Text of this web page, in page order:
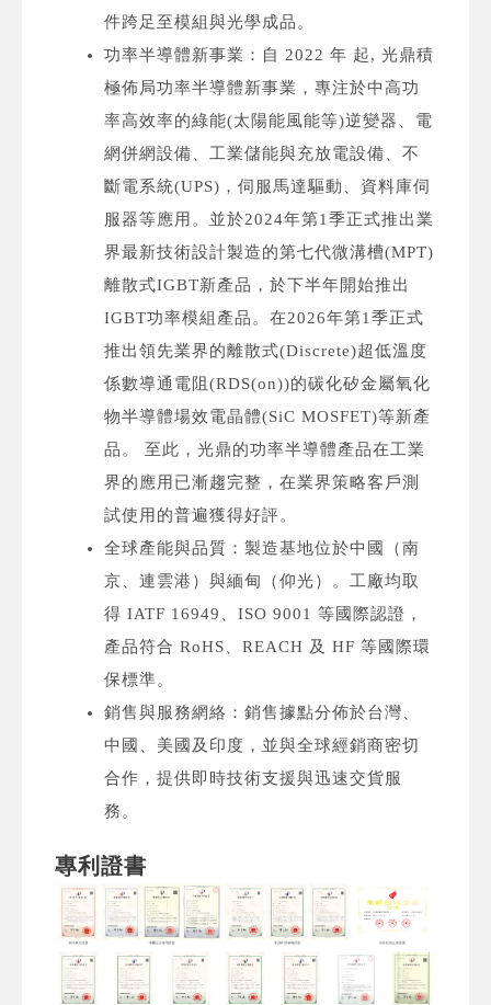
件跨足至模組與光學成品。
功率半導體新事業：自 2022 年 起, 光鼎積
極佈局功率半導體新事業，專注於中高功
率高效率的綠能(太陽能風能等)逆變器、電
網併網設備、工業儲能與充放電設備、不
斷電系統(UPS)，伺服馬達驅動、資料庫伺
服器等應用。並於2024年第1季正式推出業
界最新技術設計製造的第七代微溝槽(MPT)
離散式IGBT新產品，於下半年開始推出
IGBT功率模組產品。在2026年第1季正式
推出領先業界的離散式(Discrete)超低溫度
係數導通電阻(RDS(on))的碳化矽金屬氧化
物半導體場效電晶體(SiC MOSFET)等新產
品。 至此，光鼎的功率半導體產品在工業
界的應用已漸趨完整，在業界策略客戶測
試使用的普遍獲得好評。
全球產能與品質：製造基地位於中國（南
京、連雲港）與緬甸（仰光）。工廠均取
得 IATF 16949、ISO 9001 等國際認證，
產品符合 RoHS、REACH 及 HF 等國際環
保標準。
銷售與服務網絡：銷售據點分佈於台灣、
中國、美國及印度，並與全球經銷商密切
合作，提供即時技術支援與迅速交貨服
務。
專利證書